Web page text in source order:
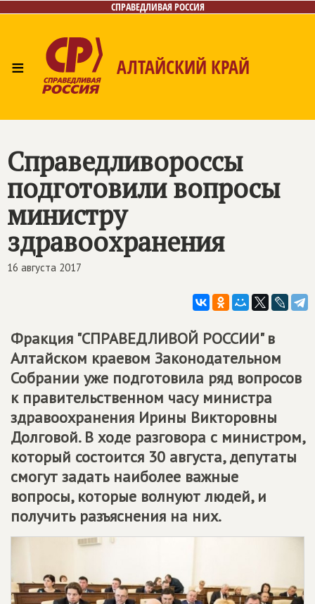
СПРАВЕДЛИВАЯ РОССИЯ
≡ АЛТАЙСКИЙ КРАЙ
Справедливороссы
подготовили вопросы
министру
здравоохранения
16 августа 2017
Фракция "СПРАВЕДЛИВОЙ РОССИИ" в
Алтайском краевом Законодательном
Собрании уже подготовила ряд вопросов
к правительственном часу министра
здравоохранения Ирины Викторовны
Долговой. В ходе разговора с министром,
который состоится 30 августа, депутаты
смогут задать наиболее важные
вопросы, которые волнуют людей, и
получить разъяснения на них.